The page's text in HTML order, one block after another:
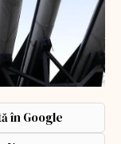
în Google